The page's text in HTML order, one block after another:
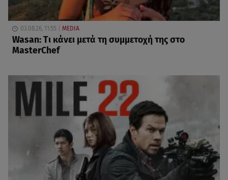
03.08.26, 11:55 MEDIA
Wasan: Tι κάνει μετά τη συμμετοχή της στο
MasterChef